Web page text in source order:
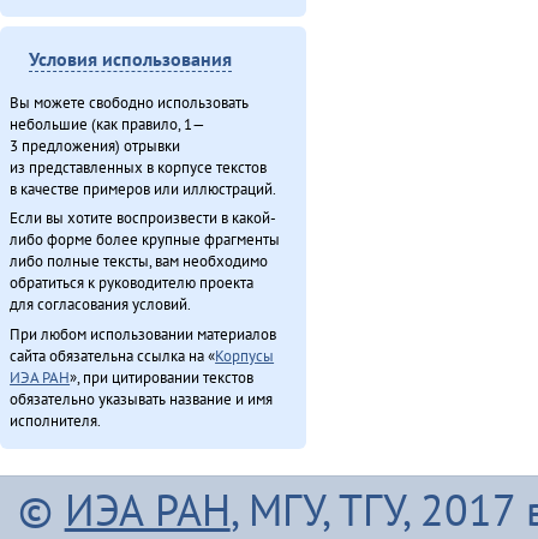
Условия использования
Вы можете свободно использовать
небольшие (как правило, 1—
3 предложения) отрывки
из представленных в корпусе текстов
в качестве примеров или иллюстраций.
Если вы хотите воспроизвести в какой-
либо форме более крупные фрагменты
либо полные тексты, вам необходимо
обратиться к руководителю проекта
для согласования условий.
При любом использовании материалов
сайта обязательна ссылка на «Корпусы
ИЭА РАН», при цитировании текстов
обязательно указывать название и имя
исполнителя.
© ИЭА РАН, МГУ, ТГУ, 2017